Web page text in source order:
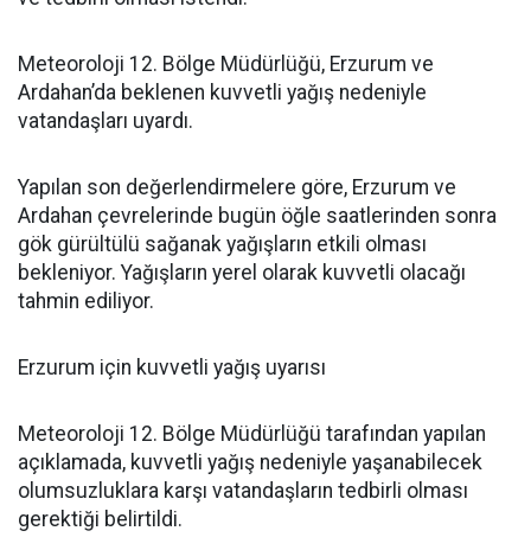
Meteoroloji 12. Bölge Müdürlüğü, Erzurum ve
Ardahan’da beklenen kuvvetli yağış nedeniyle
vatandaşları uyardı.
Yapılan son değerlendirmelere göre, Erzurum ve
Ardahan çevrelerinde bugün öğle saatlerinden sonra
gök gürültülü sağanak yağışların etkili olması
bekleniyor. Yağışların yerel olarak kuvvetli olacağı
tahmin ediliyor.
Erzurum için kuvvetli yağış uyarısı
Meteoroloji 12. Bölge Müdürlüğü tarafından yapılan
açıklamada, kuvvetli yağış nedeniyle yaşanabilecek
olumsuzluklara karşı vatandaşların tedbirli olması
gerektiği belirtildi.